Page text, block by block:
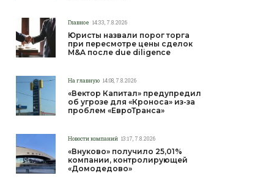
Главное 14:33, 7.8.2026
Юристы назвали порог торга
при пересмотре цены сделок
M&A после due diligence
На главную 14:08, 7.8.2026
«Вектор Капитал» предупредил
об угрозе для «Кроноса» из-за
проблем «ЕвроТранса»
Новости компаний 13:17, 7.8.2026
«Внуково» получило 25,01%
компании, контролирующей
«Домодедово»